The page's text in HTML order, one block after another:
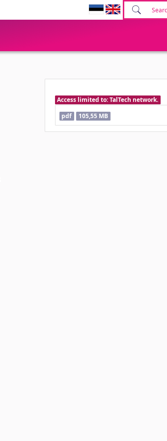
Access limited to: TalTech network.
pdf
105,55 MB